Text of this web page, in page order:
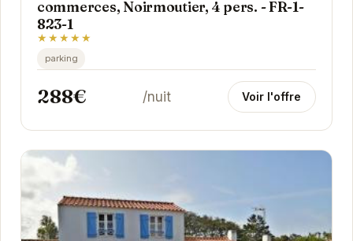
commerces, Noirmoutier, 4 pers. - FR-1-
823-1
★★★★★
parking
288€ /nuit Voir l'offre